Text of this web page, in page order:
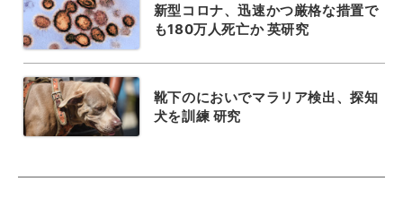
新型コロナ、迅速かつ厳格な措置で
も180万人死亡か 英研究
靴下のにおいでマラリア検出、探知
犬を訓練 研究